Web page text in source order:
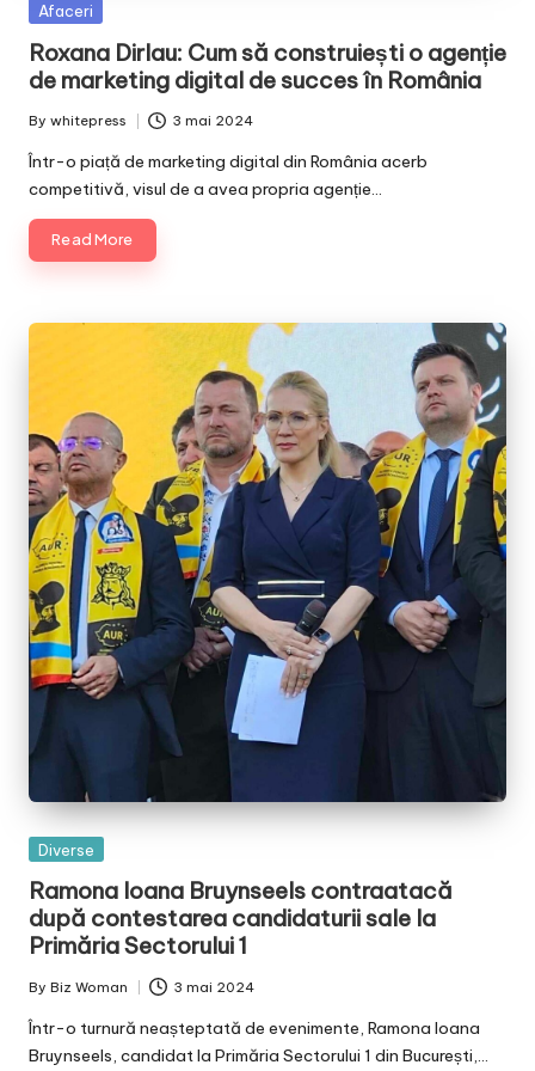
Posted
Afaceri
Roxana Dirlau: Cum să construiești o agenție
de marketing digital de succes în România
Posted
by
By whitepress 3 mai 2024
Într-o piață de marketing digital din România acerb
competitivă, visul de a avea propria agenție…
Read More
Posted
Diverse
Ramona Ioana Bruynseels contraatacă
după contestarea candidaturii sale la
Primăria Sectorului 1
Posted
by
By Biz Woman 3 mai 2024
Într-o turnură neașteptată de evenimente, Ramona Ioana
Bruynseels, candidat la Primăria Sectorului 1 din București,…